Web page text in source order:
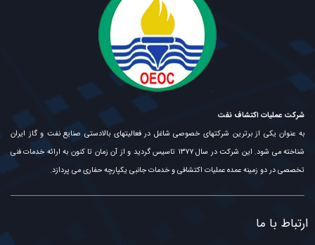
شرکت عملیات اکتشاف نفت
به عنوان یکی از برترین شرکتهای خصوصی شاغل در فعالیتهای بالادستی صنایع نفت و گاز ایران
شناخته می شود. این شرکت در سال ۱۳۷۷ تاسیس گردید و از آن زمان تا کنون به ارائه خدمات فنی
تخصصی در دو زمینه عمده عملیات اکتشافی و خدمات جانبی یکپارچه حفاری می پردازد.
ارتباط با ما